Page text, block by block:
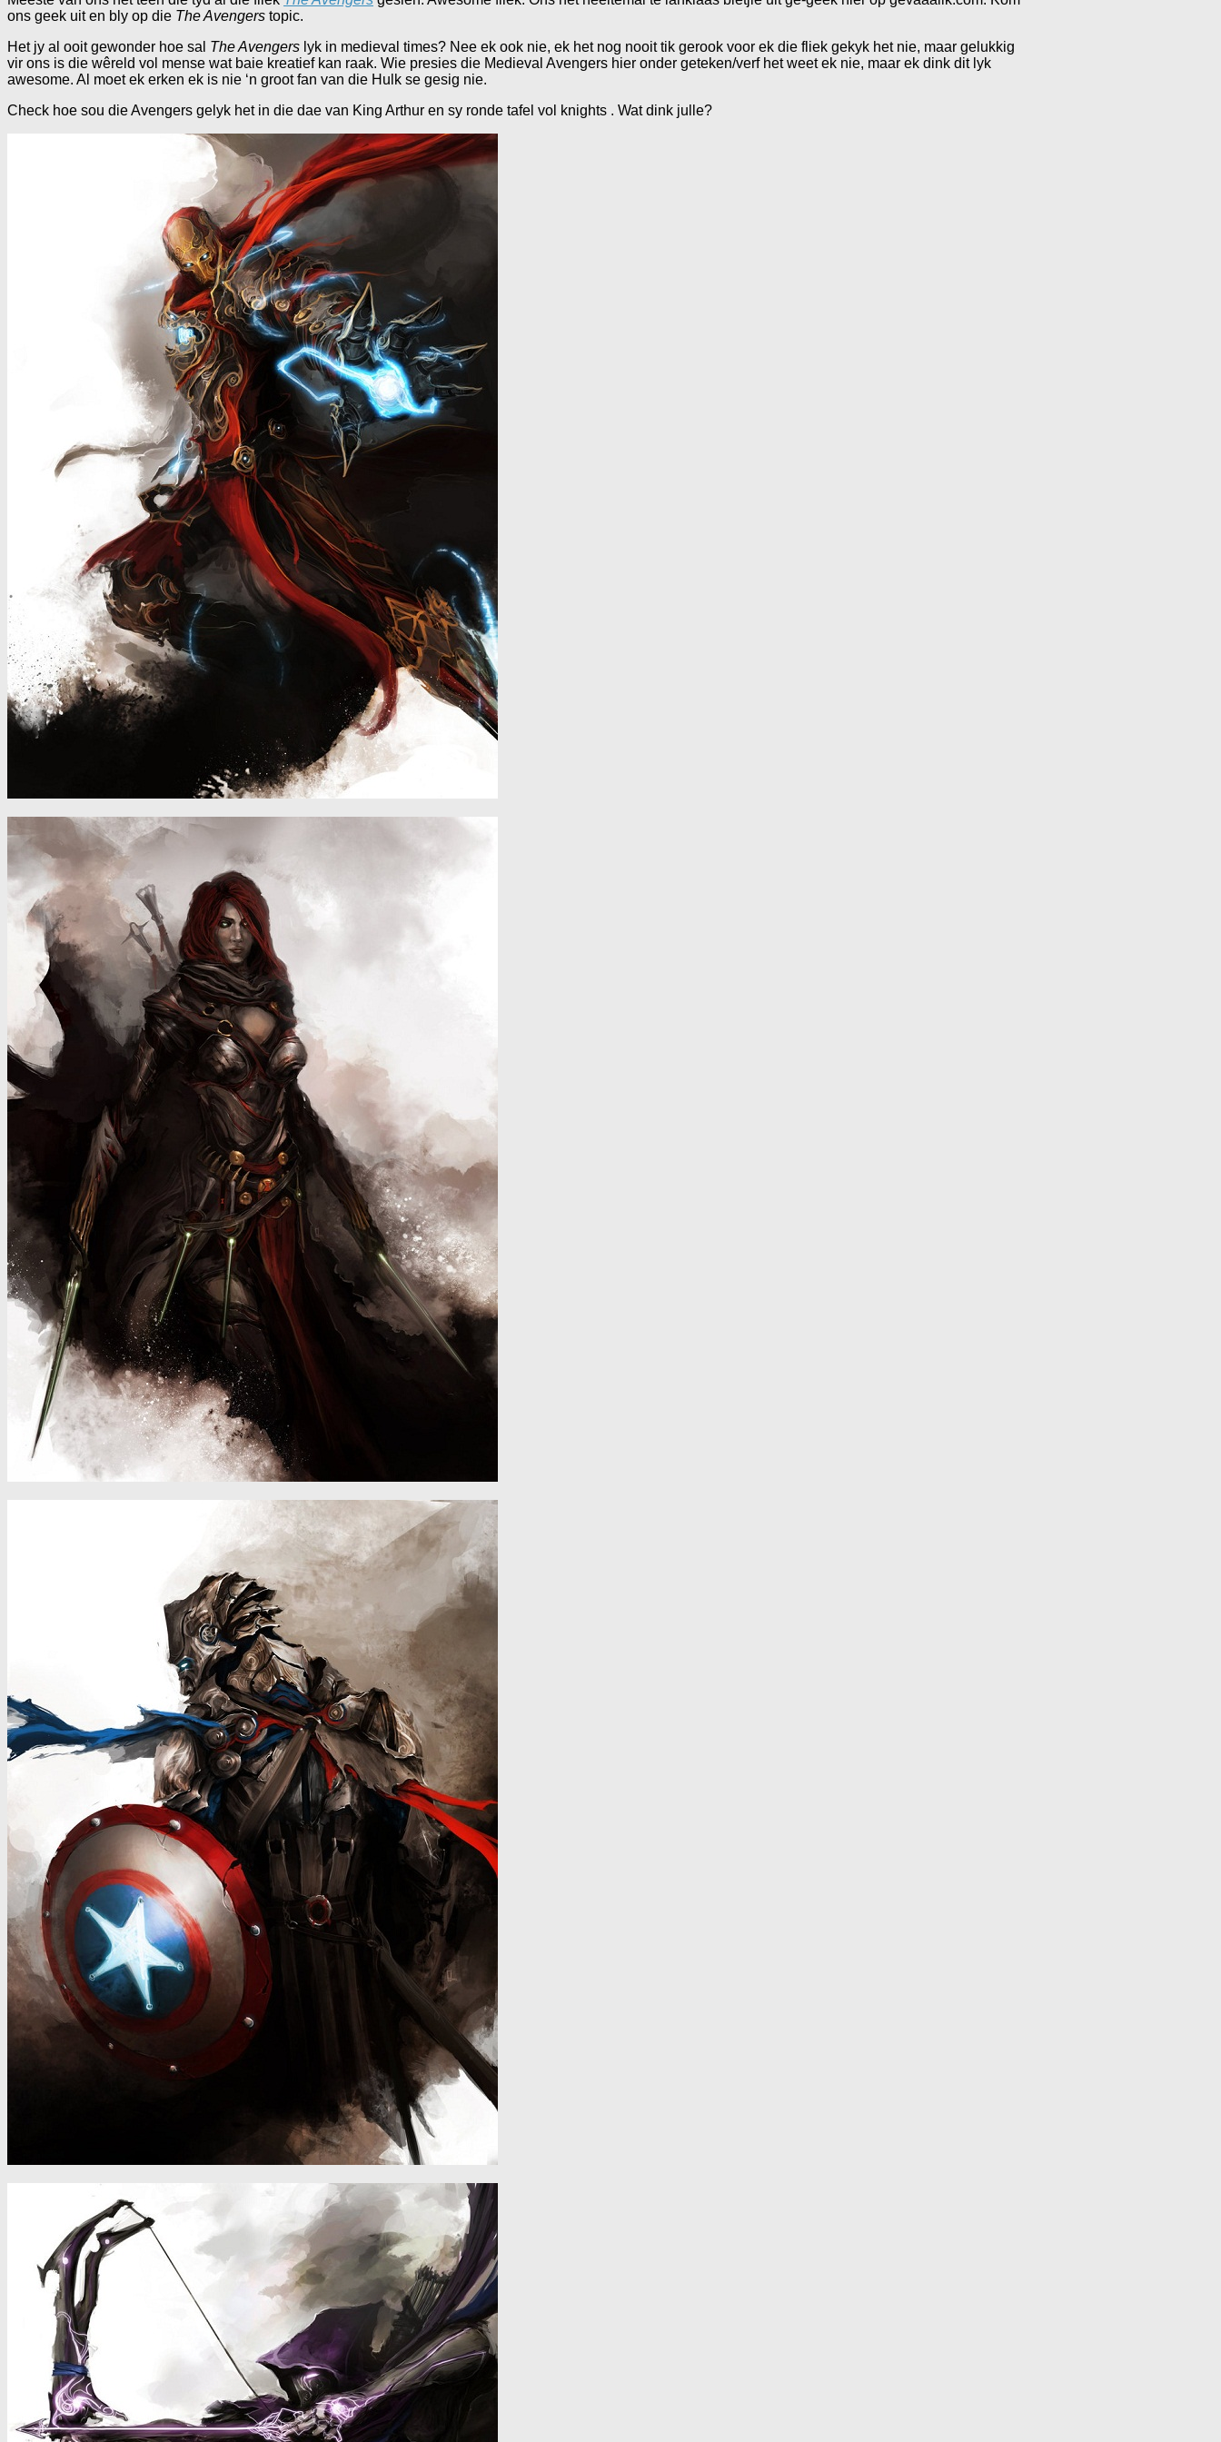
ons geek uit en bly op die The Avengers topic.
Het jy al ooit gewonder hoe sal The Avengers lyk in medieval times? Nee ek ook nie, ek het nog nooit tik gerook voor ek die fliek gekyk het nie, maar gelukkig
vir ons is die wêreld vol mense wat baie kreatief kan raak. Wie presies die Medieval Avengers hier onder geteken/verf het weet ek nie, maar ek dink dit lyk
awesome. Al moet ek erken ek is nie ‘n groot fan van die Hulk se gesig nie.
Check hoe sou die Avengers gelyk het in die dae van King Arthur en sy ronde tafel vol knights . Wat dink julle?